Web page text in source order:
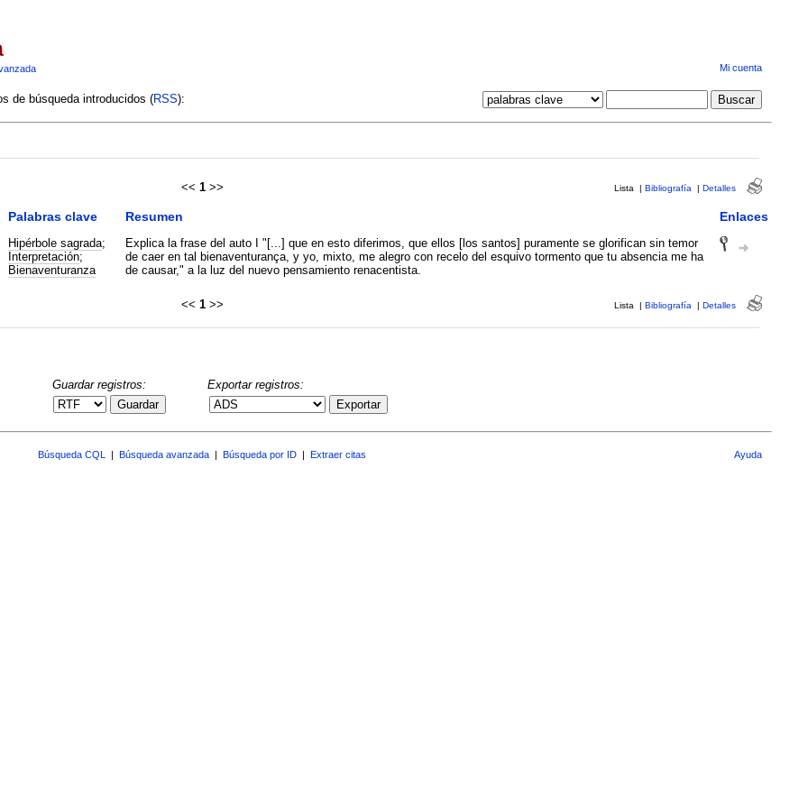
Mi cuenta
de búsqueda introducidos (RSS):
<< 1 >> Lista | Bibliografía | Detalles
Palabras clave Resumen Enlaces
Hipérbole sagrada;
Interpretación;
Bienaventuranza
Explica la frase del auto I "[...] que en esto diferimos, que ellos [los santos] puramente se glorifican sin temor
de caer en tal bienaventurança, y yo, mixto, me alegro con recelo del esquivo tormento que tu absencia me ha
de causar," a la luz del nuevo pensamiento renacentista.
<< 1 >> Lista | Bibliografía | Detalles
Guardar registros:
Guardar
Exportar registros:
Exportar
Búsqueda CQL Búsqueda avanzada Búsqueda por ID Extraer citas Ayuda